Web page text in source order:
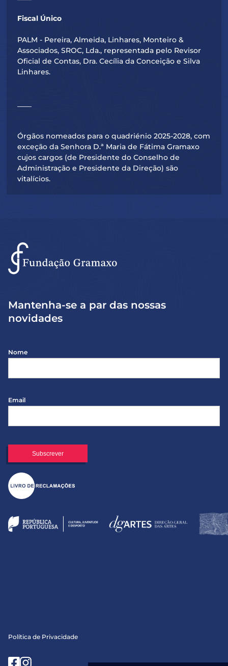
Fiscal Único
PALM - Pereira, Almeida, Linhares, Monteiro &
Associados, SROC, Lda., representada pelo Revisor
Oficial de Contas, Dra. Cecília da Conceição e Silva
Linhares.
Órgãos nomeados para o quadriénio 2025-2028, com
exceção da Senhora D.ª Maria de Fátima Gramaxo
cujos cargos (de Presidente do Conselho de
Administração e Presidente da Direção) são
vitalícios.
Mantenha-se a par das nossas
novidades
Nome
Email
Política de Privacidade